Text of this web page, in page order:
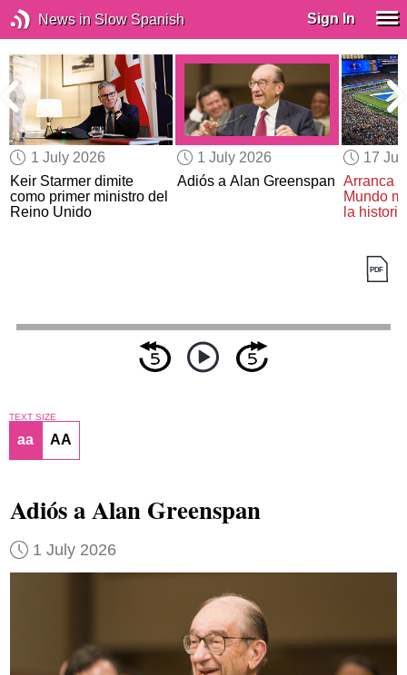
News in Slow Spanish Sign In
1 July 2026
Keir Starmer dimite
como primer ministro del
Reino Unido
1 July 2026
Adiós a Alan Greenspan
17
Arranca
Mundo
la historia
TEXT SIZE
aa AA
Adiós a Alan Greenspan
1 July 2026